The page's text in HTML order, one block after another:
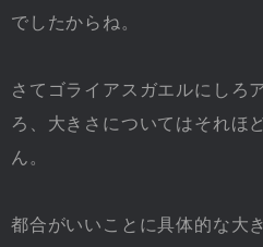
でしたからね。
さてゴライアスガエルにしろ
ろ、大きさについてはそれほ
ん。
都合がいいことに具体的な大